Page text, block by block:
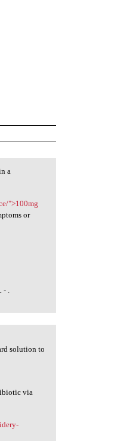
a
">100mg
or
- .
solution to
via